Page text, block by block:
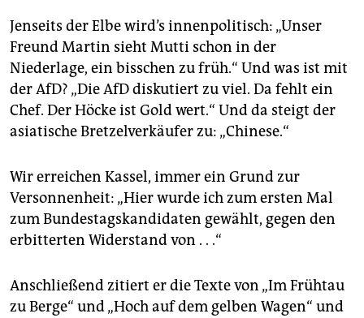
Jenseits der Elbe wird’s innenpolitisch: „Unser
Freund Martin sieht Mutti schon in der
Niederlage, ein bisschen zu früh.“ Und was ist mit
der AfD? „Die AfD diskutiert zu viel. Da fehlt ein
Chef. Der Höcke ist Gold wert.“ Und da steigt der
asiatische Bretzelverkäufer zu: „Chinese.“
Wir erreichen Kassel, immer ein Grund zur
Versonnenheit: „Hier wurde ich zum ersten Mal
zum Bundestagskandidaten gewählt, gegen den
erbitterten Widerstand von . . .“
Anschließend zitiert er die Texte von „Im Frühtau
zu Berge“ und „Hoch auf dem gelben Wagen“ und